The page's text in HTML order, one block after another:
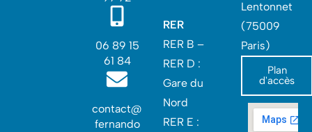
06 89 15
61 84
contact@
fernando
RER
RER B –
RER D :
Gare du
Nord‎
RER E :
Lentonnet
(75009
Paris)
Plan
d'accès